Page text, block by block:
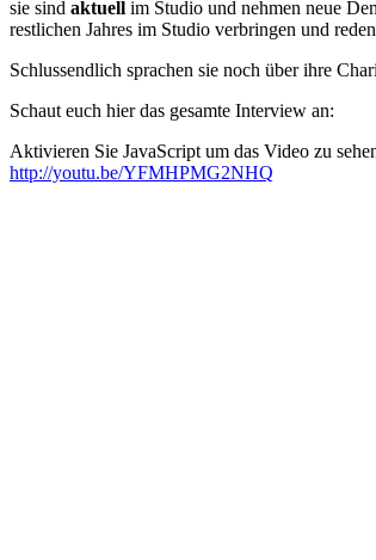
sie sind aktuell im Studio und nehmen neue
restlichen Jahres im Studio verbringen und
Schlussendlich sprachen sie noch über ihre
Schaut euch hier das gesamte Interview an:
Aktivieren Sie JavaScript um das Video zu
http://youtu.be/YFMHPMG2NHQ